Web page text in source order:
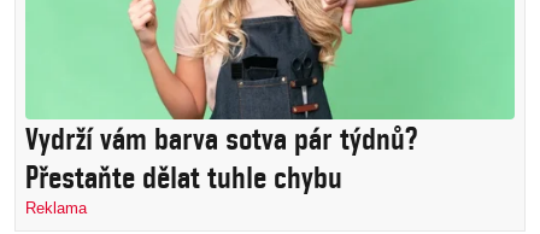
Vydrží vám barva sotva pár týdnů?
Přestaňte dělat tuhle chybu
Reklama